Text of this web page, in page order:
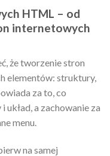
HTML – od
internetowych
że tworzenie stron
elementów: struktury,
za to, co
a zachowanie za
menu.
na samej